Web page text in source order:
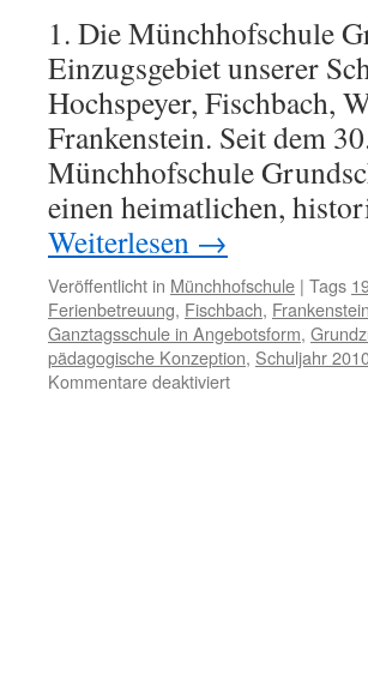
1. Die Münchhofschule
Einzugsgebiet unserer
Hochspeyer, Fischbach,
Frankenstein. Seit dem
Münchhofschule
einen heimatlichen,
Weiterlesen →
Veröffentlicht in Münchhofschule | Tags
Ferienbetreuung, Fischbach, Frankenstein
Ganztagsschule in Angebotsform,
pädagogische Konzeption, Schuljahr
Kommentare deaktiviertfür